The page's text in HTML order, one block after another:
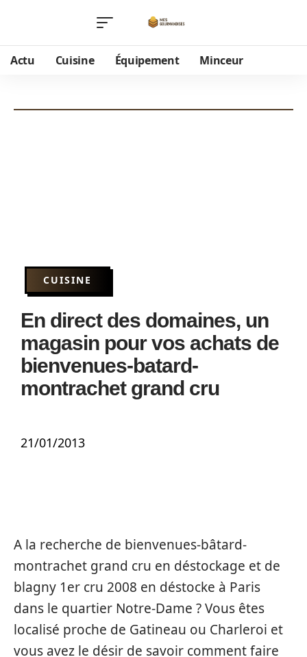
Actu Cuisine Équipement Minceur
CUISINE
En direct des domaines, un
magasin pour vos achats de
bienvenues-batard-
montrachet grand cru
21/01/2013
A la recherche de bienvenues-bâtard-
montrachet grand cru en déstockage et de
blagny 1er cru 2008 en déstocke à Paris
dans le quartier Notre-Dame ? Vous êtes
localisé proche de Gatineau ou Charleroi et
vous avez le désir de savoir comment faire